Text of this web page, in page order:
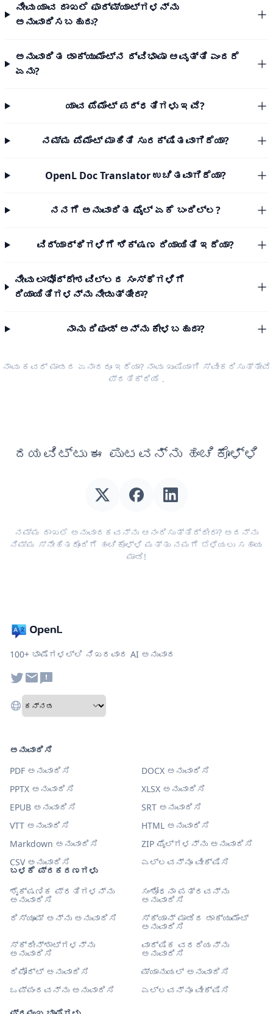
ನೀವು ಯಾವ ದಾಖಲೆ ಫಾರ್ಮ್ಯಾಟ್‌ಗಳನ್ನು
ಅನುವಾದಿಸಬಹುದು?
ಅನುವಾದಿತ ಡಾಕ್ಯುಮೆಂಟ್‌ನ ದ್ವಿಭಾಷಾ ಆವೃತ್ತಿ ಎಂದರೆ
ಏನು?
ಯಾವ ಪೆಮೆಂಟ್ ಪದ್ಧತಿಗಳು ಇವೆ?
ನಮ್ಮ ಪೆಮೆಂಟ್ ಮಾಹಿತಿ ಸುರಕ್ಷಿತವಾಗಿದೆಯಾ?
OpenL Doc Translator ಉಚಿತವಾಗಿದೆಯಾ?
ನನಗೆ ಅನುವಾದಿತ ಫೈಲ್ ಏಕೆ ಬಂದಿಲ್ಲ?
ವಿದ್ಯಾರ್ಥಿಗಳಿಗೆ ಶಿಕ್ಷಣ ರಿಯಾಯಿತಿ ಇದೆಯಾ?
ನೀವು ಲಾಭೋದ್ದೇಶವಿಲ್ಲದ ಸಂಸ್ಥೆಗಳಿಗೆ
ರಿಯಾಯಿತಿಗಳನ್ನು ನೀಡುತ್ತೀರಾ?
ನಾನು ರಿಫಂಡ್ ಅನ್ನು ಕೇಳಬಹುದಾ?
ನಾವು ಕವರ್ ಮಾಡದ ಏನಾದರೂ ಇದೆಯಾ? ನಾವು ಖುಷಿಯಾಗಿ ಸ್ವೀಕರಿಸುತ್ತೇವೆ
ಪ್ರತಿಕ್ರಿಯೆ .
ದಯವಿಟ್ಟು ಈ ಪುಟವನ್ನು ಹಂಚಿಕೊಳ್ಳಿ
ನಮ್ಮ ದಾಖಲೆ ಅನುವಾದಕವನ್ನು ಆನಂದಿಸುತ್ತಿದ್ದೀರಾ? ಅದನ್ನು
ನಿಮ್ಮ ಸ್ನೇಹಿತರೊಂದಿಗೆ ಹಂಚಿಕೊಳ್ಳಿ ಮತ್ತು ನಮಗೆ ಬೆಳೆಯಲು ಸಹಾಯ
ಮಾಡಿ!
100+ ಭಾಷೆಗಳಲ್ಲಿ ನಿಖರವಾದ AI ಅನುವಾದ
ಬಳಕೆ ಪ್ರಕರಣಗಳು
ಶೈಕ್ಷಣಿಕ ಪ್ರತಿಗಳನ್ನು
ಅನುವಾದಿಸಿ
ಸಂಶೋಧನಾ ಪತ್ರವನ್ನು
ಅನುವಾದಿಸಿ
ರಿಸ್ಯೂಮ್ ಅನ್ನು ಅನುವಾದಿಸಿ
ಸ್ಕ್ಯಾನ್ ಮಾಡಿದ ಡಾಕ್ಯುಮೆಂಟ್
ಅನುವಾದಿಸಿ
ಸ್ಕ್ರೀನ್‌ಶಾಟ್‌ಗಳನ್ನು
ಅನುವಾದಿಸಿ
ವಾರ್ಷಿಕ ವರದಿಯನ್ನು
ಅನುವಾದಿಸಿ
ರಿಪೋರ್ಟ್ ಅನುವಾದಿಸಿ
ಮ್ಯಾನುಯಲ್ ಅನುವಾದಿಸಿ
ಒಪ್ಪಂದವನ್ನು ಅನುವಾದಿಸಿ
ಎಲ್ಲವನ್ನೂ ವೀಕ್ಷಿಸಿ
ಅನುವಾದಿಸಿ
PDF ಅನುವಾದಿಸಿ
DOCX ಅನುವಾದಿಸಿ
PPTX ಅನುವಾದಿಸಿ
XLSX ಅನುವಾದಿಸಿ
EPUB ಅನುವಾದಿಸಿ
SRT ಅನುವಾದಿಸಿ
VTT ಅನುವಾದಿಸಿ
HTML ಅನುವಾದಿಸಿ
Markdown ಅನುವಾದಿಸಿ
ZIP ಫೈಲ್‌ಗಳನ್ನು ಅನುವಾದಿಸಿ
CSV ಅನುವಾದಿಸಿ
ಎಲ್ಲವನ್ನೂ ವೀಕ್ಷಿಸಿ